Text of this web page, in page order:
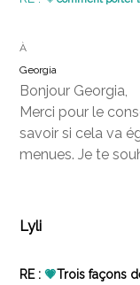
À
Georgia
Bonjour Georgia,
Merci pour le
savoir si cela va
menues. Je te
Lyli
RE :💗Trois façons